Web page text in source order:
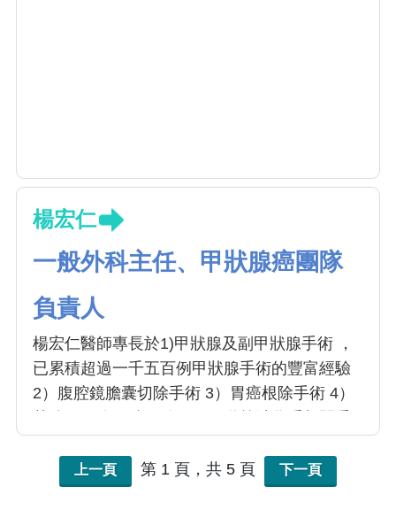
楊宏仁
一般外科主任、甲狀腺癌團隊
負責人
楊宏仁醫師專長於1)甲狀腺及副甲狀腺手術 ，
已累積超過一千五百例甲狀腺手術的豐富經驗
2）腹腔鏡膽囊切除手術 3）胃癌根除手術 4）
切關懷，解釋病情詳盡清楚，執行手術謹慎小
心，術後照護盡心盡力〕，而這也正是楊醫師
上一頁 第 1 頁，共 5 頁 下一頁